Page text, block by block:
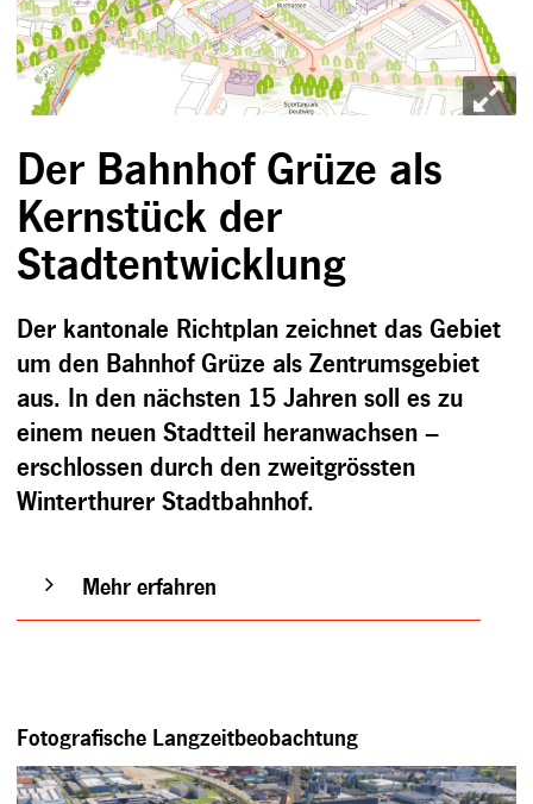
Der Bahnhof Grüze als
Kernstück der
Stadtentwicklung
Der kantonale Richtplan zeichnet das Gebiet
um den Bahnhof Grüze als Zentrumsgebiet
aus. In den nächsten 15 Jahren soll es zu
einem neuen Stadtteil heranwachsen –
erschlossen durch den zweitgrössten
Winterthurer Stadtbahnhof.
Mehr erfahren
Fotografische Langzeitbeobachtung